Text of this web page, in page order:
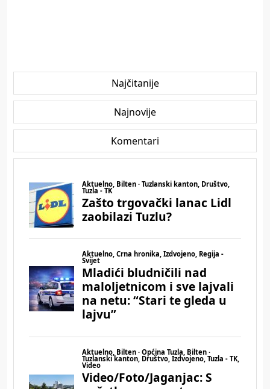
Najčitanije
Najnovije
Komentari